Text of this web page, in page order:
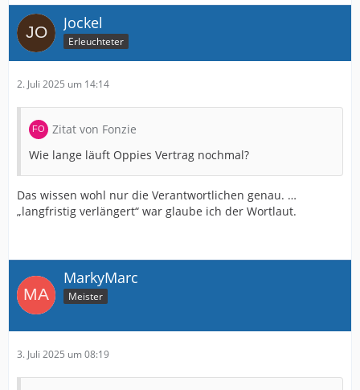
Jockel
Erleuchteter
2. Juli 2025 um 14:14
Zitat von Fonzie
Wie lange läuft Oppies Vertrag nochmal?
Das wissen wohl nur die Verantwortlichen genau. …
„langfristig verlängert“ war glaube ich der Wortlaut.
MarkyMarc
Meister
3. Juli 2025 um 08:19